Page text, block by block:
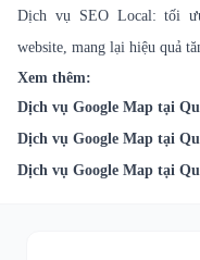
Dịch vụ SEO Local: tối
website, mang lại hiệu quả
Xem thêm:
Dịch vụ Google Map tại
Dịch vụ Google Map tại
Dịch vụ Google Map tại